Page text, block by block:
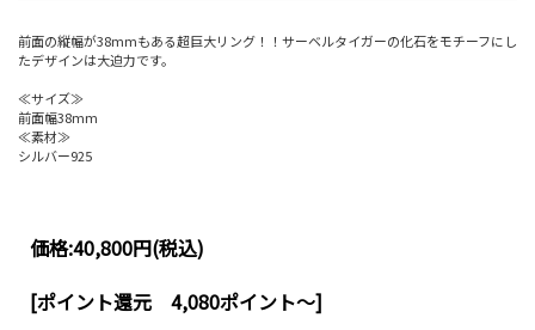
前面の縦幅が38mmもある超巨大リング！！サーベルタイガーの化石をモチーフにし
たデザインは大迫力です。
≪サイズ≫
前面幅38mm
≪素材≫
シルバー925
価格:40,800円(税込)
[ポイント還元 4,080ポイント～]